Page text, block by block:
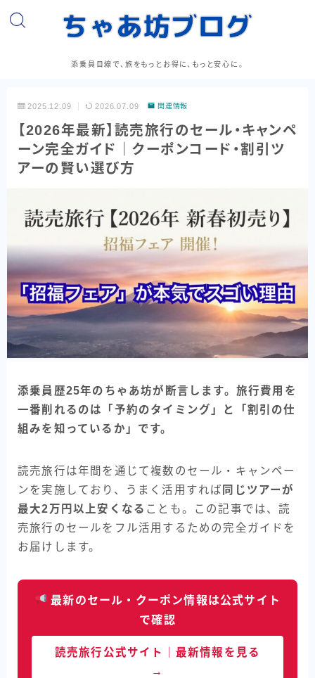
添乗員目線で、旅をもっとお得に、もっと安心に。
2025.12.09 2026.07.09 関連情報
【2026年最新】読売旅行のセール・キャンペ
ーン完全ガイド｜クーポンコード・割引ツ
アーの賢い選び方
添乗員歴25年のちゃあ坊が断言します。旅行費用を
一番削れるのは「予約のタイミング」と「割引の仕
組みを知っているか」です。
読売旅行は年間を通じて複数のセール・キャンペー
ンを実施しており、うまく活用すれば 同じツアーが
最大2万円以上安くなる ことも。この記事では、読
売旅行のセールをフル活用するための完全ガイドを
お届けします。
最新のセール・クーポン情報は公式サイト
で確認
読売旅行公式サイト｜最新情報を見る
→